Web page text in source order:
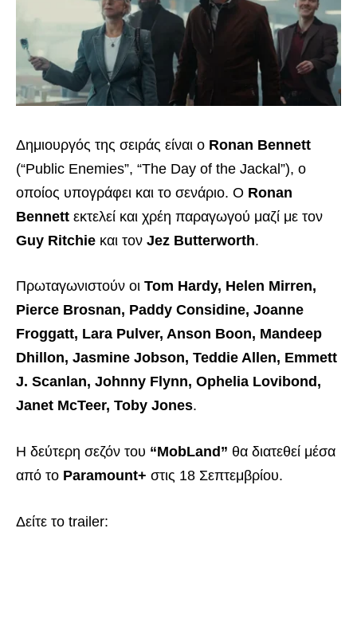
Δημιουργός της σειράς είναι ο Ronan Bennett
(“Public Enemies”, “The Day of the Jackal”), ο
οποίος υπογράφει και το σενάριο. Ο Ronan
Bennett εκτελεί και χρέη παραγωγού μαζί με τον
Guy Ritchie και τον Jez Butterworth.
Πρωταγωνιστούν οι Tom Hardy, Helen Mirren,
Pierce Brosnan, Paddy Considine, Joanne
Froggatt, Lara Pulver, Anson Boon, Mandeep
Dhillon, Jasmine Jobson, Teddie Allen, Emmett
J. Scanlan, Johnny Flynn, Ophelia Lovibond,
Janet McTeer, Toby Jones.
Η δεύτερη σεζόν του “MobLand” θα διατεθεί μέσα
από το Paramount+ στις 18 Σεπτεμβρίου.
Δείτε το trailer: